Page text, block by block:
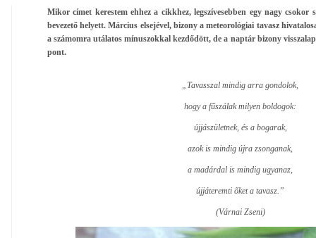
Mikor címet kerestem ehhez a cikkhez, legszívesebben egy nagy
bevezető helyett. Március elsejével, bizony a meteorológiai tavasz
a számomra utálatos mínuszokkal kezdődött, de a naptár bizony
pont.
„Tavasszal mindig arra gondolok,
hogy a fűszálak milyen boldogok:
újjászületnek, és a bogarak,
azok is mindig újra zsonganak,
a madárdal is mindig ugyanaz,
újjáteremti őket a tavasz.”
(Várnai Zseni)